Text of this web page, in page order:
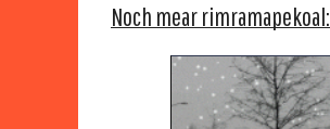
Noch mear rimramapekoal: